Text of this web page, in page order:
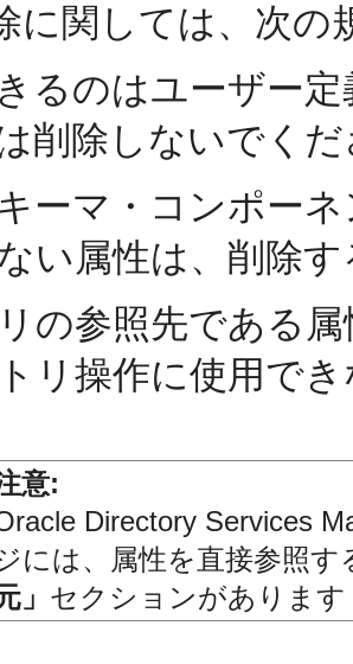
に関しては、次の
るのはユーザー
削除しないでく
ーマ・コンポー
い属性は、削除
の参照先である
リ操作に使用で
意:
Directory Services
には、属性を直接参照
」 セクションがあります